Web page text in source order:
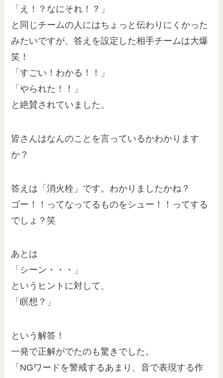
「え！？なにそれ！？」
と同じチームの人にはちょっと伝わりにくかった
みたいですが、答えを設定した相手チームは大爆
笑！
「すごい！わかる！！」
「やられた！！」
と絶賛されていました。
皆さんはなんのことを言っているかわかります
か？
答えは「消火栓」です。わかりましたかね？
ゴー！！ってなってるものをシュー！！ってする
でしょ？笑
あとは
「シーン・・・」
というヒントに対して、
「瞑想？」
という解答！
一発で正解がでたのも驚きでした。
「NGワードを警戒するあまり、音で表現する作